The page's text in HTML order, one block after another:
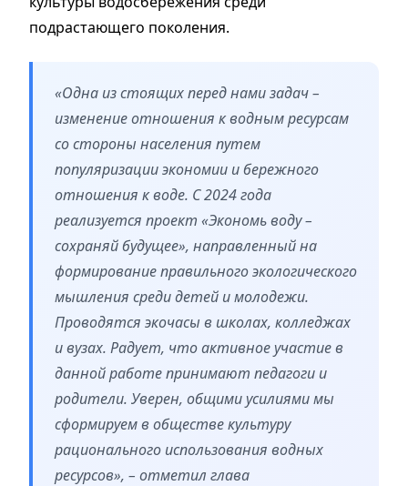
подрастающего поколения.
«Одна из стоящих перед нами задач–
изменение отношения к водным ресурсам
со стороны населения путем
популяризации экономии и бережного
отношения к воде. С 2024 года
реализуется проект «Экономь воду–
сохраняй будущее», направленный на
формирование правильного экологического
мышления среди детей и молодежи.
Проводятся экочасы в школах, колледжах
и вузах. Радует, что активное участие в
данной работе принимают педагоги и
родители. Уверен, общими усилиями мы
сформируем в обществе культуру
рационального использования водных
ресурсов», – отметил глава